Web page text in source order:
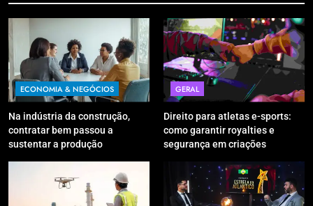
ECONOMIA & NEGÓCIOS
Na indústria da construção,
contratar bem passou a
sustentar a produção
GERAL
Direito para atletas e-sports:
como garantir royalties e
segurança em criações